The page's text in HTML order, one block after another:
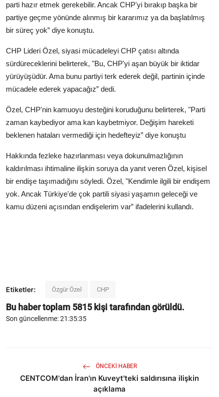
parti hazır etmek gerekebilir. Ancak CHP'yi bırakıp başka bir
partiye geçme yönünde alınmış bir kararımız ya da başlatılmış
bir süreç yok” diye konuştu.
CHP Lideri Özel, siyasi mücadeleyi CHP çatısı altında
sürdüreceklerini belirterek, "Bu, CHP'yi aşan büyük bir iktidar
yürüyüşüdür. Ama bunu partiyi terk ederek değil, partinin içinde
mücadele ederek yapacağız” dedi.
Özel, CHP'nin kamuoyu desteğini koruduğunu belirterek, "Parti
zaman kaybediyor ama kan kaybetmiyor. Değişim hareketi
beklenen hataları vermediği için hedefteyiz” diye konuştu
Hakkında fezleke hazırlanması veya dokunulmazlığının
kaldırılması ihtimaline ilişkin soruya da yanıt veren Özel, kişisel
bir endişe taşımadığını söyledi. Özel, "Kendimle ilgili bir endişem
yok. Ancak Türkiye'de çok partili siyasi yaşamın geleceği ve
kamu düzeni açısından endişelerim var” ifadelerini kullandı.
Etiketler: Özgür Özel CHP
Bu haber toplam 5815kişi tarafından görüldü.
Son güncellenme: 21:35:35
ÖNCEKI HABER
CENTCOM'dan İran'ın Kuveyt'teki saldırısına ilişkin
açıklama